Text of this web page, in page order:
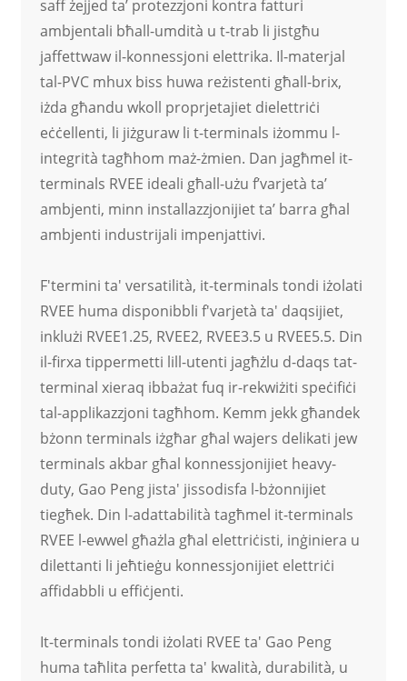
saff żejjed ta’ protezzjoni kontra fatturi
ambjentali bħall-umdità u t-trab li jistgħu
jaffettwaw il-konnessjoni elettrika. Il-materjal
tal-PVC mhux biss huwa reżistenti għall-brix,
iżda għandu wkoll proprjetajiet dielettriċi
eċċellenti, li jiżguraw li t-terminals iżommu l-
integrità tagħhom maż-żmien. Dan jagħmel it-
terminals RVEE ideali għall-użu f’varjetà ta’
ambjenti, minn installazzjonijiet ta’ barra għal
ambjenti industrijali impenjattivi.
F'termini ta' versatilità, it-terminals tondi iżolati
RVEE huma disponibbli f'varjetà ta' daqsijiet,
inklużi RVEE1.25, RVEE2, RVEE3.5 u RVEE5.5. Din
il-firxa tippermetti lill-utenti jagħżlu d-daqs tat-
terminal xieraq ibbażat fuq ir-rekwiżiti speċifiċi
tal-applikazzjoni tagħhom. Kemm jekk għandek
bżonn terminals iżgħar għal wajers delikati jew
terminals akbar għal konnessjonijiet heavy-
duty, Gao Peng jista' jissodisfa l-bżonnijiet
tiegħek. Din l-adattabilità tagħmel it-terminals
RVEE l-ewwel għażla għal elettriċisti, inġiniera u
dilettanti li jeħtieġu konnessjonijiet elettriċi
affidabbli u effiċjenti.
It-terminals tondi iżolati RVEE ta' Gao Peng
huma taħlita perfetta ta' kwalità, durabilità, u